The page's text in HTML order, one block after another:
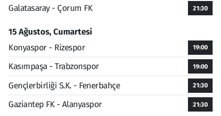
Galatasaray - Çorum FK
21:30
15 Ağustos, Cumartesi
Konyaspor - Rizespor
19:00
Kasımpaşa - Trabzonspor 19:00
Gençlerbirliği S.K. - Fenerbahçe 21:30
Gaziantep FK - Alanyaspor 21:30